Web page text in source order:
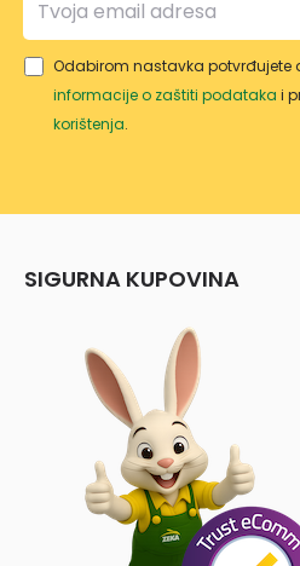
Odabirom nastavka potvrđujete
informacije o zaštiti podataka i
korištenja.
SIGURNA KUPOVINA